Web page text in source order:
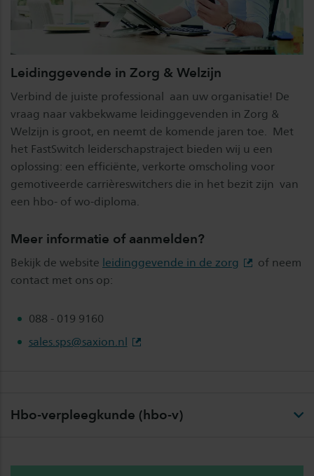
Leidinggevende in Zorg & Welzijn
Verbind de juiste professional aan uw organisatie! De
vraag naar vakbekwame leidinggevenden in Zorg &
Welzijn is groot, en neemt de komende jaren toe. Met
het FastSwitch leiderschapstraject bieden wij u een
oplossing: een efficiënte, verkorte omscholing voor
gemotiveerde carrièreswitchers die in het bezit zijn van
een hbo- of wo-diploma.
Meer informatie of aanmelden?
Bekijk de website leidinggevende in de zorg
of neem
contact met ons op:
088 - 019 9160
sales.sps@saxion.nl
Hbo-verpleegkunde (hbo-v)